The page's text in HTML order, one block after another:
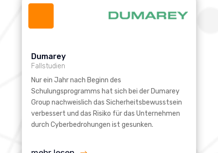
Dumarey
Fallstudien
Nur ein Jahr nach Beginn des
Schulungsprogramms hat sich bei der Dumarey
Group nachweislich das Sicherheitsbewusstsein
verbessert und das Risiko für das Unternehmen
durch Cyberbedrohungen ist gesunken.